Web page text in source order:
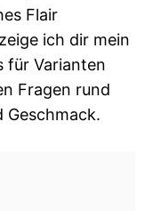
Flair
ich dir mein
für Varianten
Fragen rund
Geschmack.